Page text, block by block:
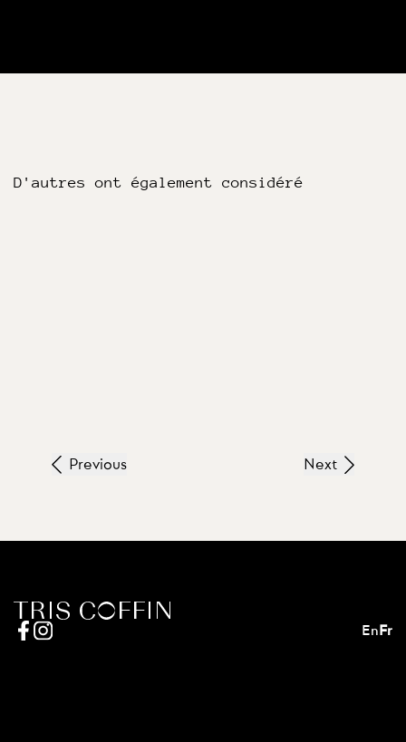
D'autres ont également considéré
Previous Next
En Fr